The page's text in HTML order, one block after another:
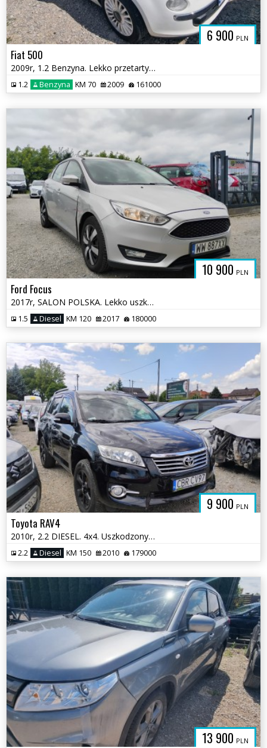
6 900 PLN
Fiat 500
2009r, 1.2 Benzyna. Lekko przetarty lewy bok. Jeździ.
1.2 Benzyna KM 70 2009 161000
10 900 PLN
Ford Focus
2017r, SALON POLSKA. Lekko uszkodzone boki. Jeździ.
1.5 Diesel KM 120 2017 180000
9 900 PLN
Toyota RAV4
2010r, 2.2 DIESEL. 4x4. Uszkodzony lewy bok. Jeździ
2.2 Diesel KM 150 2010 179000
13 900 PLN